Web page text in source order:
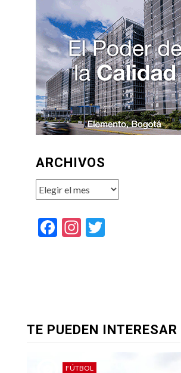
ARCHIVOS
Archivos
Facebook
Instagram
TE PUEDEN INTERESAR
FÚTBOL